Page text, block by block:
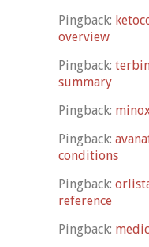
Pingback:
overview
Pingback:
summary
Pingback:
Pingback:
conditions
Pingback:
reference
Pingback: